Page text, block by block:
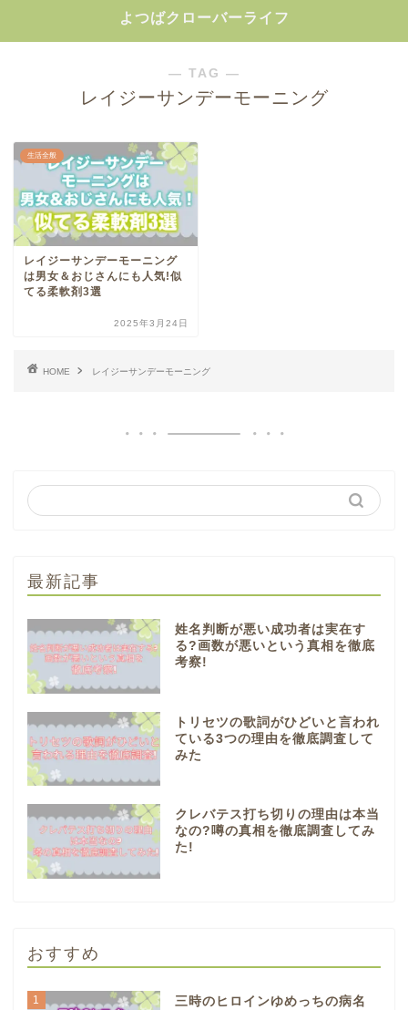
よつばクローバーライフ
― TAG ―
レイジーサンデーモーニング
生活全般
レイジーサンデーモーニング
は男女＆おじさんにも人気!似
てる柔軟剤3選
2025年3月24日
HOME レイジーサンデーモーニング
最新記事
姓名判断が悪い成功者は実在す
る?画数が悪いという真相を徹底
考察!
トリセツの歌詞がひどいと言われ
ている3つの理由を徹底調査して
みた
クレバテス打ち切りの理由は本当
なの?噂の真相を徹底調査してみ
た!
おすすめ
1
三時のヒロインゆめっちの病名